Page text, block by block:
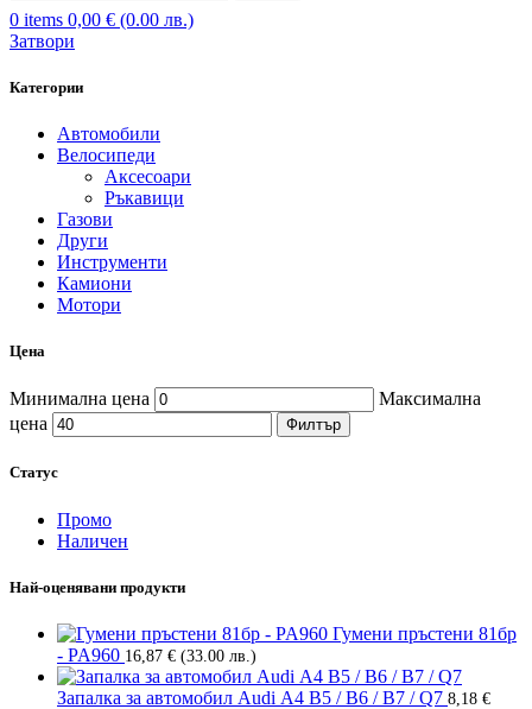
0 items 0,00 € (0.00 лв.)
Затвори
Категории
Автомобили
Велосипеди
Аксесоари
Ръкавици
Газови
Други
Инструменти
Камиони
Мотори
Цена
Минимална цена
Максимална
цена
Филтър
Статус
Промо
Наличен
Най-оценявани продукти
Гумени пръстени 81бр
- PA960 16,87 € (33.00 лв.)
Запалка за автомобил Audi А4 B5 / B6 / B7 / Q7 8,18 €